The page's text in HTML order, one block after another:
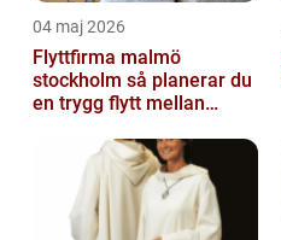
04 maj 2026
Flyttfirma malmö
stockholm så planerar du
en trygg flytt mellan